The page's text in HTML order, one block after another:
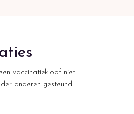
vaccinatiekloof niet
anderen gesteund